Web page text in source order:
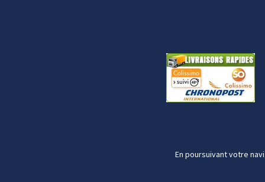
En poursuivant votre